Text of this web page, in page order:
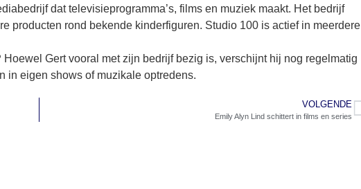
dat televisieprogramma’s, films en muziek maakt. Het bedrijf
producten rond bekende kinderfiguren. Studio 100 is actief in meerdere
Hoewel Gert vooral met zijn bedrijf bezig is, verschijnt hij nog regelmatig
in eigen shows of muzikale optredens.
VOLGENDE
Emily Alyn Lind schittert in films en series